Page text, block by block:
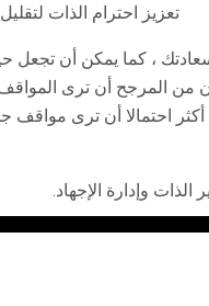
تعزيز احترام الذات
، كما يمكن أن تجعل
من المرجح أن ترى
احتمالا أن ترى مواقف
وإدارة الإجهاد.